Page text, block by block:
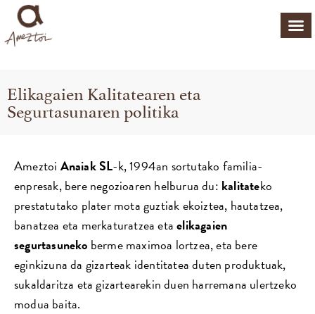
Elikagaien Kalitatearen eta
Segurtasunaren politika
Ameztoi Anaiak SL-k, 1994an sortutako familia-
enpresak, bere negozioaren helburua du: kalitateko
prestatutako plater mota guztiak ekoiztea, hautatzea,
banatzea eta merkaturatzea etaelikagaien
segurtasuneko berme maximoa lortzea, eta bere
eginkizuna da gizarteak identitatea duten produktuak,
sukaldaritza eta gizartearekin duen harremana ulertzeko
modua baita.